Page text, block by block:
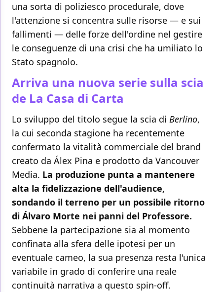
una sorta di poliziesco procedurale, dove
l'attenzione si concentra sulle risorse — e sui
fallimenti — delle forze dell'ordine nel gestire
le conseguenze di una crisi che ha umiliato lo
Stato spagnolo.
Arriva una nuova serie sulla scia
de La Casa di Carta
Lo sviluppo del titolo segue la scia di Berlino,
la cui seconda stagione ha recentemente
confermato la vitalità commerciale del brand
creato da Álex Pina e prodotto da Vancouver
Media. La produzione punta a mantenere
alta la fidelizzazione dell'audience,
sondando il terreno per un possibile ritorno
di Álvaro Morte nei panni del Professore.
Sebbene la partecipazione sia al momento
confinata alla sfera delle ipotesi per un
eventuale cameo, la sua presenza resta l'unica
variabile in grado di conferire una reale
continuità narrativa a questo spin-off.